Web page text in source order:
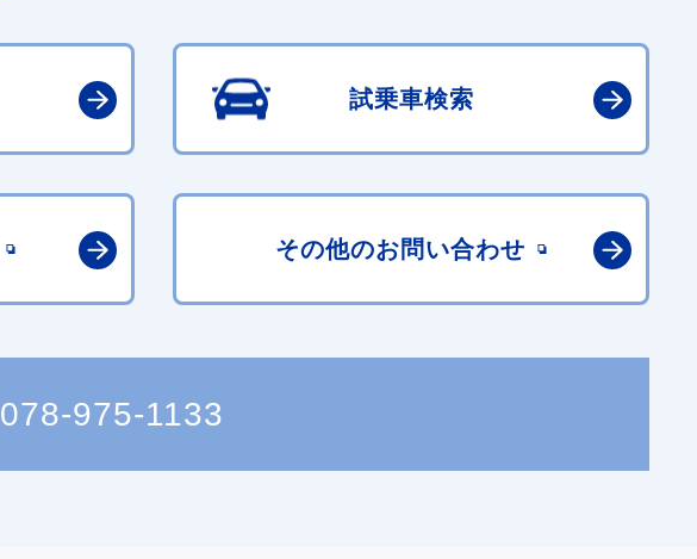
試乗車検索
その他のお問い合わせ
078-975-1133